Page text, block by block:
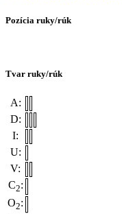
Pozícia ruky/rúk
Tvar ruky/rúk
A:
D:
I:
U:
V:
C2:
O2: